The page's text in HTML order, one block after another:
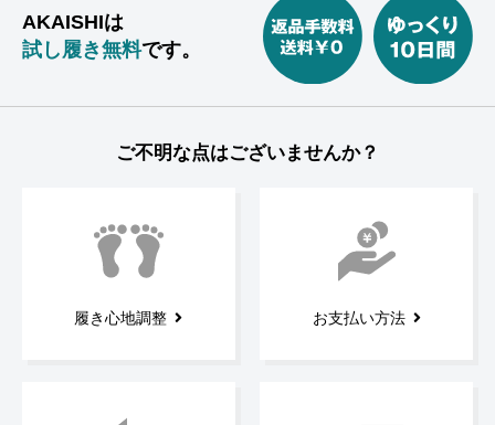
AKAISHIは
試し履き無料です。
ご不明な点はございませんか？
履き心地調整 お支払い方法